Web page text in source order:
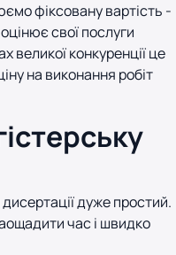
фіксовану вартість -
свої послуги
великої конкуренції це
на виконання робіт
дуже простий.
час і швидко